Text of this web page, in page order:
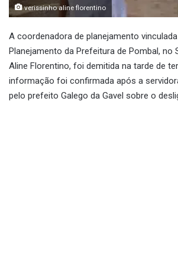
verissinho aline florentino
A coordenadora de planejamento
Planejamento da Prefeitura de Pombal, no
Aline Florentino, foi demitida na tarde de
informação foi confirmada após a
pelo prefeito Galego da Gavel sobre o